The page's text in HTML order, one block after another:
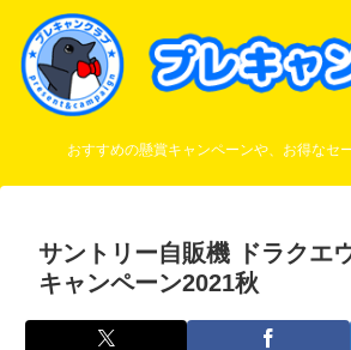
おすすめの懸賞キャンペーンや、お得なセ
サントリー自販機 ドラクエ
キャンペーン2021秋